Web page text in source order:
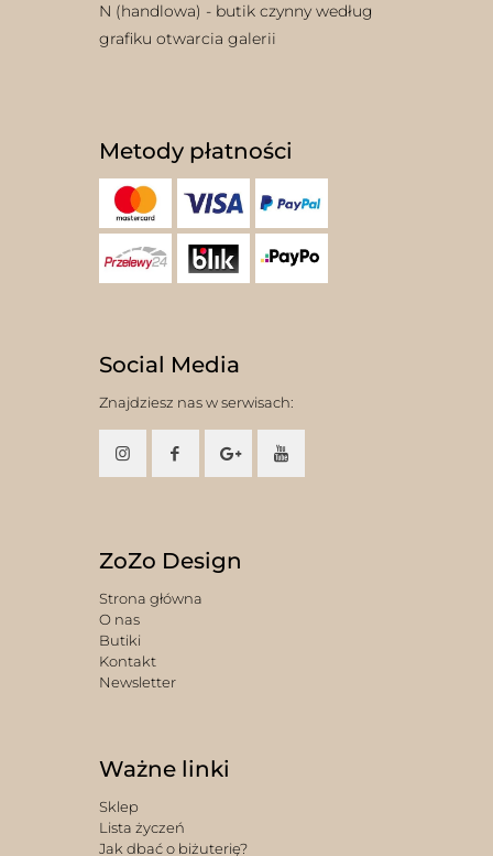
N (handlowa) - butik czynny według
grafiku otwarcia galerii
Metody płatności
Social Media
Znajdziesz nas w serwisach:
ZoZo Design
Strona główna
O nas
Butiki
Kontakt
Newsletter
Ważne linki
Sklep
Lista życzeń
Jak dbać o biżuterię?